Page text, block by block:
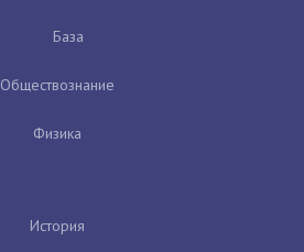
База
Обществознание
Физика
История